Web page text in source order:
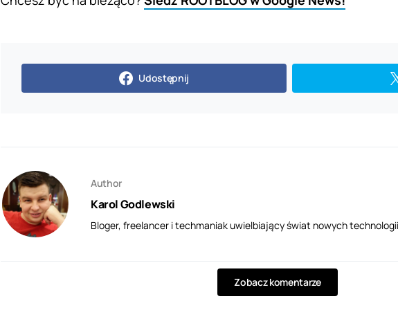
Udostępnij
Author
Karol Godlewski
Bloger, freelancer i techmaniak uwielbiający świat nowych
Zobacz komentarze